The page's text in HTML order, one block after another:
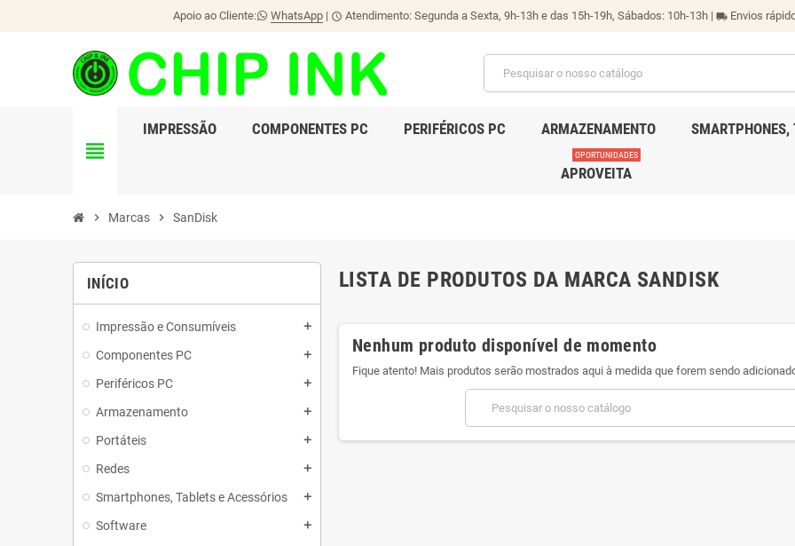
Apoio ao Cliente: WhatsApp | schedule Atendimento: Segunda a Sexta, 9h-13h e das 15h-19h, Sábados: 10h-13h | local_shipping Envios
view_headline
IMPRESSÃO COMPONENTES PC PERIFÉRICOS PC ARMAZENAMENTO SMARTPHONES,
APROVEITA
OPORTUNIDADES
chevron_right Marcas chevron_right SanDisk
INÍCIO
Impressão e Consumíveis add
Componentes PC add
Periféricos PC add
Armazenamento add
Portáteis add
Redes add
Smartphones, Tablets e Acessórios add
Software add
LISTA DE PRODUTOS DA MARCA SANDISK
Nenhum produto disponível de momento
Fique atento! Mais produtos serão mostrados aqui à medida que forem sendo